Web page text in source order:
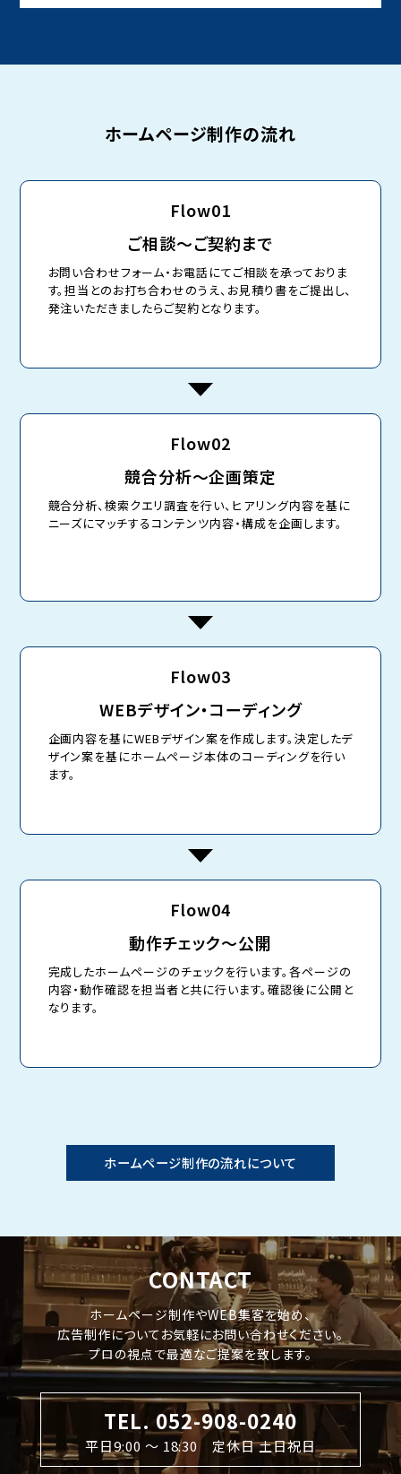
ホームページ制作の流れ
Flow01
ご相談～ご契約まで
お問い合わせフォーム・お電話にてご相談を承っておりま
す。担当とのお打ち合わせのうえ、お見積り書をご提出し、
発注いただきましたらご契約となります。
Flow02
競合分析〜企画策定
競合分析、検索クエリ調査を行い、ヒアリング内容を基に
ニーズにマッチするコンテンツ内容・構成を企画します。
Flow03
WEBデザイン・コーディング
企画内容を基にWEBデザイン案を作成します。決定したデ
ザイン案を基にホームページ本体のコーディングを行い
ます。
Flow04
動作チェック～公開
完成したホームページのチェックを行います。各ページの
内容・動作確認を担当者と共に行います。確認後に公開と
なります。
ホームページ制作の流れについて
CONTACT
ホームページ制作やWEB集客を始め、
広告制作についてお気軽にお問い合わせください。
プロの視点で最適なご提案を致します。
TEL. 052-908-0240
平日9:00 〜 18:30 定休日 土日祝日